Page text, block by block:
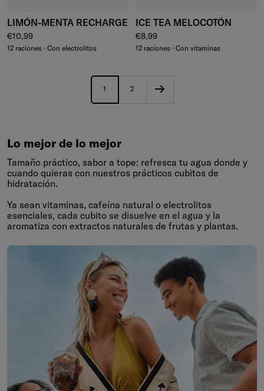
LIMÓN-MENTA RECHARGE
Precio normal
€10,99
12 raciones · Con electrolitos
ICE TEA MELOCOTÓN
Precio normal
€8,99
12 raciones · Con vitaminas
1 2
Lo mejor de lo mejor
Tamaño práctico, sabor a tope: refresca tu agua donde y
cuando quieras con nuestros prácticos cubitos de
hidratación.
Ya sean vitaminas, cafeína natural o electrolitos
esenciales, cada cubito se disuelve en el agua y la
aromatiza con extractos naturales de frutas y plantas.